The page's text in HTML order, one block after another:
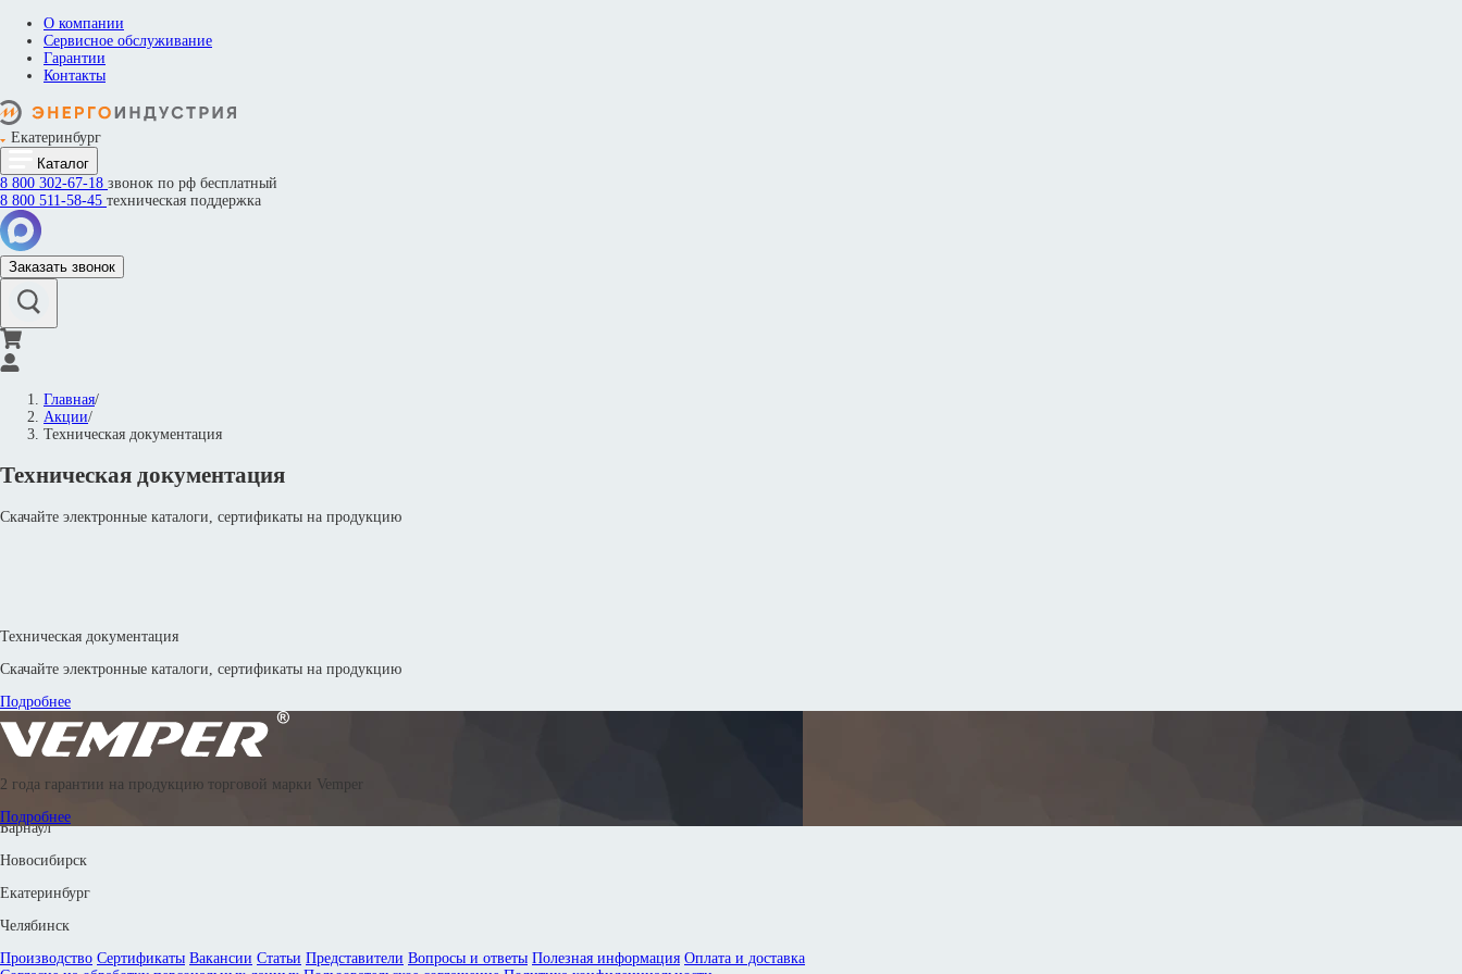
О компании
Сервисное обслуживание
Гарантии
Контакты
Екатеринбург
Каталог
8 800 302-67-18 звонок по рф бесплатный
8 800 511-58-45 техническая поддержка
Заказать звонок
Главная/
Акции/
Техническая документация
Техническая документация
Скачайте электронные каталоги, сертификаты на продукцию
Техническая документация
Скачайте электронные каталоги, сертификаты на продукцию
Подробнее
2 года гарантии на продукцию торговой марки Vemper
Подробнее
8 800 302 88 24
8 800 302 42 83 8 800 302 67 18
8 (351) 799-58-33
Барнаул
Новосибирск
Екатеринбург
Челябинск
Производство Сертификаты Вакансии Статьи Представители Вопросы и ответы Полезная информация Оплата и доставка